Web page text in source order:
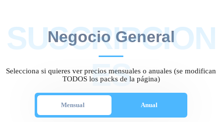
Negocio General
SUSCRIPCION
ES
Selecciona si quieres ver precios mensuales o anuales (se modifican
TODOS los packs de la página)
Mensual Anual